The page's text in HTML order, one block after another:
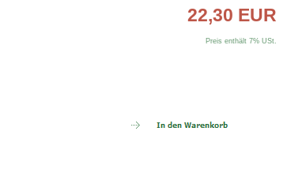
22,30 EUR
Preis enthält 7% USt.